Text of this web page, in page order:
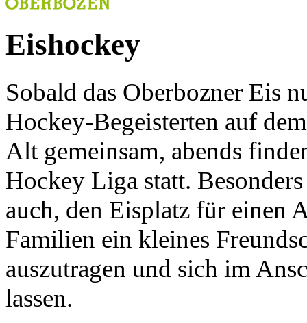
Eishockey
Sobald das Oberbozner Eis
Hockey-Begeisterten auf
Alt gemeinsam, abends
Hockey Liga statt.
auch, den Eisplatz für einen
Familien ein kleines
auszutragen und sich im
lassen.